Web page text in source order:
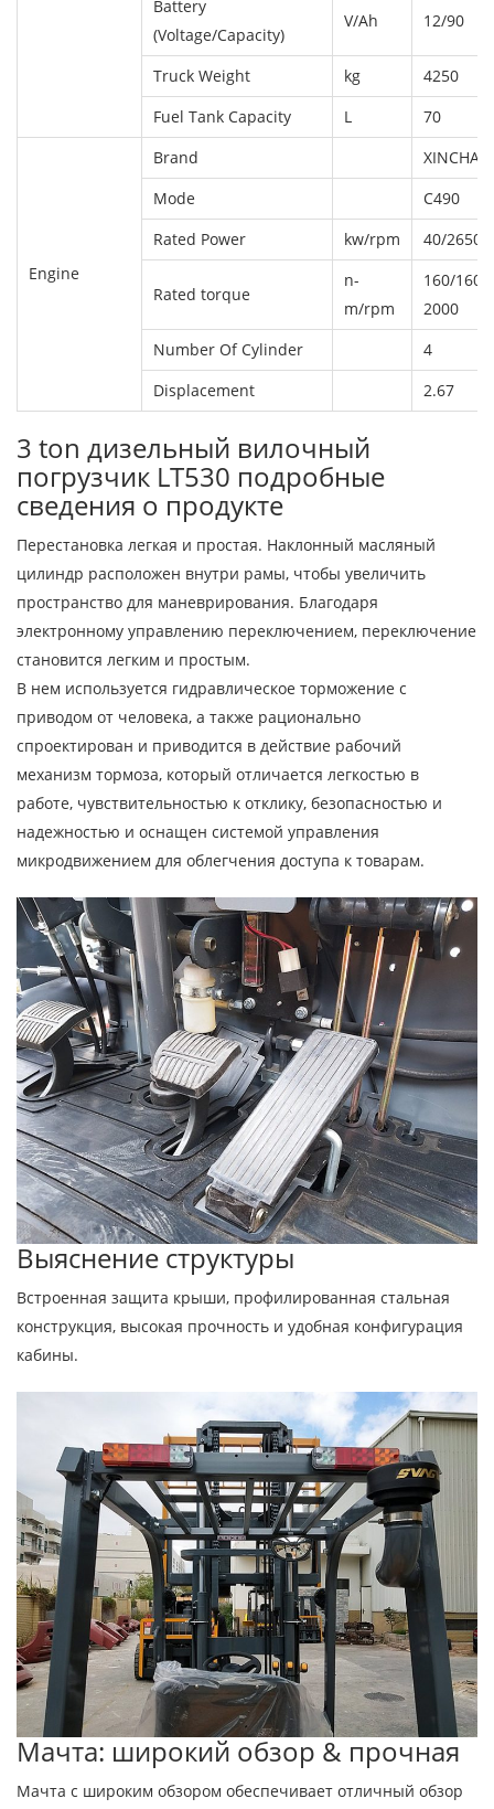
Battery
(Voltage/Capacity)
V/Ah 12/90
Truck Weight kg
4250
Fuel Tank Capacity
L 70
Engine
Brand
XINCHAI
Mode
C490
Rated Power
kw/rpm 40/2650
Rated torque
n-
m/rpm
160/
2000
Number Of Cylinder
4
Displacement
2.67
3 ton дизельный вилочный
погрузчик LT530 подробные
сведения о продукте
Перестановка легкая и простая. Наклонный масляный
цилиндр расположен внутри рамы, чтобы увеличить
пространство для маневрирования. Благодаря
электронному управлению переключением, переключение
становится легким и простым.
В нем используется гидравлическое торможение с
приводом от человека, а также рационально
спроектирован и приводится в действие рабочий
механизм тормоза, который отличается легкостью в
работе, чувствительностью к отклику, безопасностью и
надежностью и оснащен системой управления
микродвижением для облегчения доступа к товарам.
Выяснение структуры
Встроенная защита крыши, профилированная стальная
конструкция, высокая прочность и удобная конфигурация
кабины.
Мачта: широкий обзор & прочная
Мачта с широким обзором обеспечивает отличный обзор